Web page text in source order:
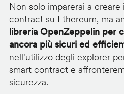
Non solo imparerai a
contract su Ethereum, ma
libreria OpenZeppelin per
ancora più sicuri ed
nell'utilizzo degli explorer
smart contract e
sicurezza.